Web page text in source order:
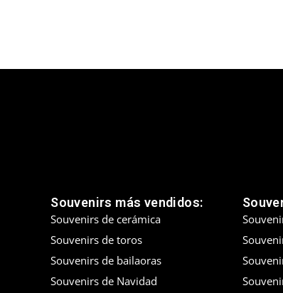
Souvenirs más vendidos:
Souvenirs de cerámica
Souvenirs de toros
Souvenirs de bailaoras
Souvenirs de Navidad